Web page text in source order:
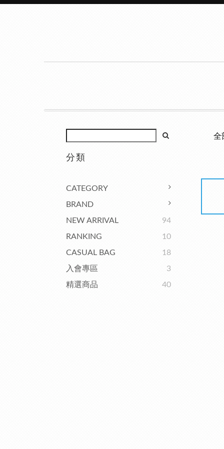
分類
CATEGORY
BRAND
NEW ARRIVAL
94
RANKING
10
CASUAL BAG
18
入會專區
3
精選商品
40
全